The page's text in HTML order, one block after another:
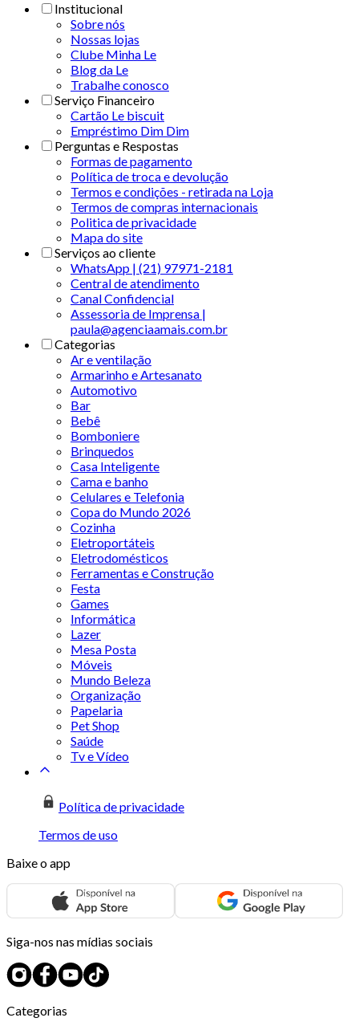
Institucional
Sobre nós
Nossas lojas
Clube Minha Le
Blog da Le
Trabalhe conosco
Serviço Financeiro
Cartão Le biscuit
Empréstimo Dim Dim
Perguntas e Respostas
Formas de pagamento
Política de troca e devolução
Termos e condições - retirada na Loja
Termos de compras internacionais
Politica de privacidade
Mapa do site
Serviços ao cliente
WhatsApp | (21) 97971-2181
Central de atendimento
Canal Confidencial
Assessoria de Imprensa |
paula@agenciaamais.com.br
Categorias
Ar e ventilação
Armarinho e Artesanato
Automotivo
Bar
Bebê
Bomboniere
Brinquedos
Casa Inteligente
Cama e banho
Celulares e Telefonia
Copa do Mundo 2026
Cozinha
Eletroportáteis
Eletrodomésticos
Ferramentas e Construção
Festa
Games
Informática
Lazer
Mesa Posta
Móveis
Mundo Beleza
Organização
Papelaria
Pet Shop
Saúde
Tv e Vídeo
Política de privacidade
Termos de uso
Baixe o app
Siga-nos nas mídias sociais
Categorias